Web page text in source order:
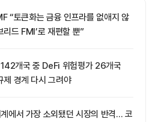
“토큰화는 금융 인프라를 없애지 않
리드 FMI’로 재편할 뿐”
개국 중 DeFi 위험평가 26개국
경계 다시 그려야
에서 가장 소외됐던 시장의 반격… 코